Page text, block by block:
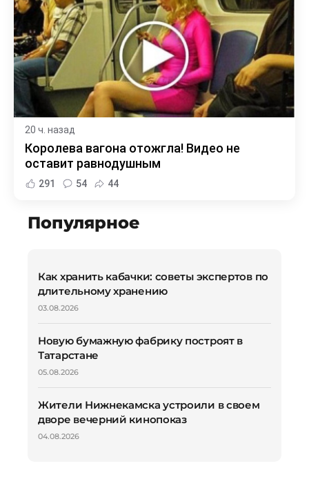
20 ч. назад
Королева вагона отожгла! Видео не
оставит равнодушным
291 54 44
Популярное
Как хранить кабачки: советы экспертов по
длительному хранению
03.08.2026
Новую бумажную фабрику построят в
Татарстане
05.08.2026
Жители Нижнекамска устроили в своем
дворе вечерний кинопоказ
04.08.2026